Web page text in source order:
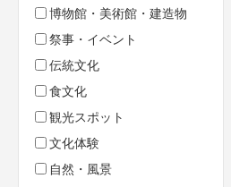
博物館・美術館・建造物
祭事・イベント
伝統文化
食文化
観光スポット
文化体験
自然・風景